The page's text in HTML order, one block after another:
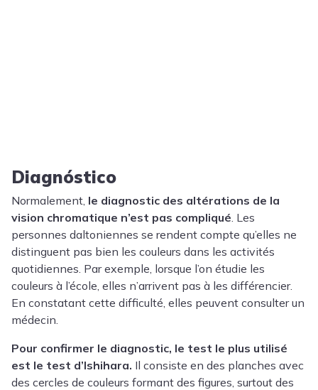
Diagnóstico
Normalement, le diagnostic des altérations de la
vision chromatique n’est pas compliqué . Les
personnes daltoniennes se rendent compte qu’elles ne
distinguent pas bien les couleurs dans les activités
quotidiennes. Par exemple, lorsque l’on étudie les
couleurs à l’école, elles n’arrivent pas à les différencier.
En constatant cette difficulté, elles peuvent consulter un
médecin.
Pour confirmer le diagnostic, le test le plus utilisé
est le test d’Ishihara. Il consiste en des planches avec
des cercles de couleurs formant des figures, surtout des